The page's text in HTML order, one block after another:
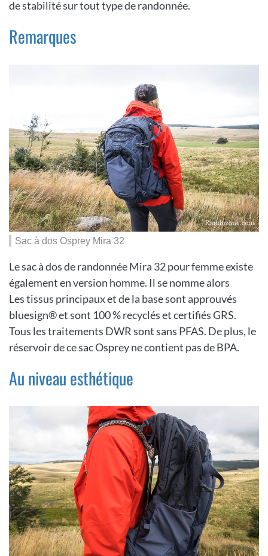
de stabilité sur tout type de randonnée.
Remarques
Sac à dos Osprey Mira 32
Le sac à dos de randonnée Mira 32 pour femme existe
également en version homme. Il se nomme alors
Les tissus principaux et de la base sont approuvés
bluesign® et sont 100 % recyclés et certifiés GRS.
Tous les traitements DWR sont sans PFAS. De plus, le
réservoir de ce sac Osprey ne contient pas de BPA.
Au niveau esthétique